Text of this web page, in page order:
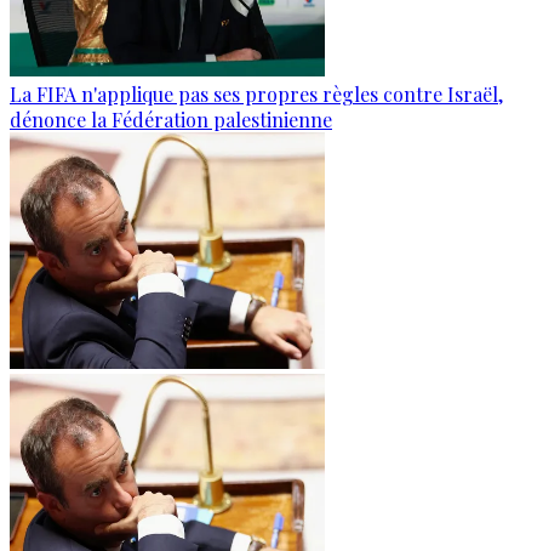
La FIFA n'applique pas ses propres règles contre Israël,
dénonce la Fédération palestinienne